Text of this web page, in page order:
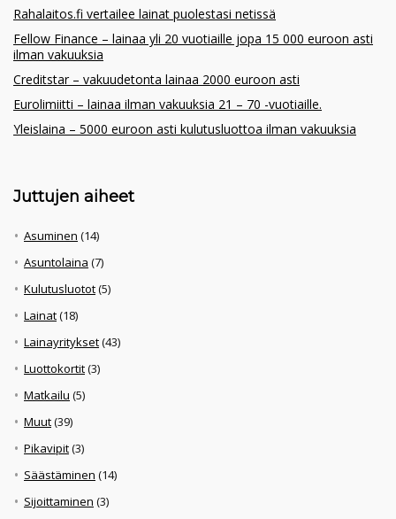
Rahalaitos.fi vertailee lainat puolestasi netissä
Fellow Finance – lainaa yli 20 vuotiaille jopa 15 000 euroon asti
ilman vakuuksia
Creditstar – vakuudetonta lainaa 2000 euroon asti
Eurolimiitti – lainaa ilman vakuuksia 21 – 70 -vuotiaille.
Yleislaina – 5000 euroon asti kulutusluottoa ilman vakuuksia
Juttujen aiheet
Asuminen (14)
Asuntolaina (7)
Kulutusluotot(5)
Lainat(18)
Lainayritykset(43)
Luottokortit(3)
Matkailu (5)
Muut(39)
Pikavipit(3)
Säästäminen (14)
Sijoittaminen (3)